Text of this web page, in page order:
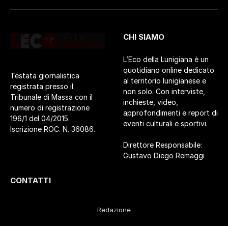
Testata giornalistica
registrata presso il
Tribunale di Massa con il
numero di registrazione
196/1 del 04/2015.
Iscrizione ROC. N. 36086.
CHI SIAMO
L’Eco della Lunigiana è un
quotidiano online dedicato
al territorio lunigianese e
non solo. Con interviste,
inchieste, video,
approfondimenti e report di
eventi culturali e sportivi.
Direttore Responsabile:
Gustavo Diego Remaggi
CONTATTI
Redazione